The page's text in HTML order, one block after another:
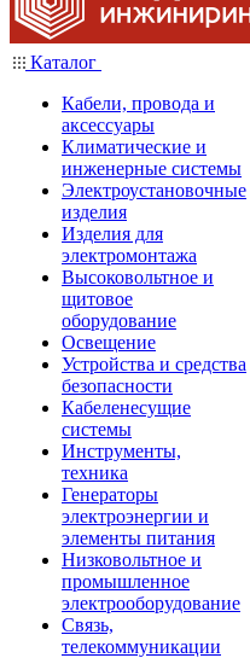
Каталог
Кабели, провода и
аксессуары
Климатические и
инженерные системы
Электроустановочные
изделия
Изделия для
электромонтажа
Высоковольтное и
щитовое
оборудование
Освещение
Устройства и средства
безопасности
Кабеленесущие
системы
Инструменты,
техника
Генераторы
электроэнергии и
элементы питания
Низковольтное и
промышленное
электрооборудование
Связь,
телекоммуникации